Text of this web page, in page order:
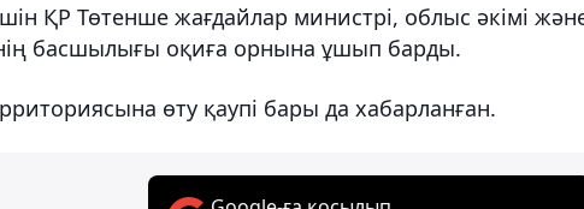
ҚР Төтенше жағдайлар министрі, облыс әкімі
басшылығы оқиға орнына ұшып барды.
өту қаупі бары да хабарланған.